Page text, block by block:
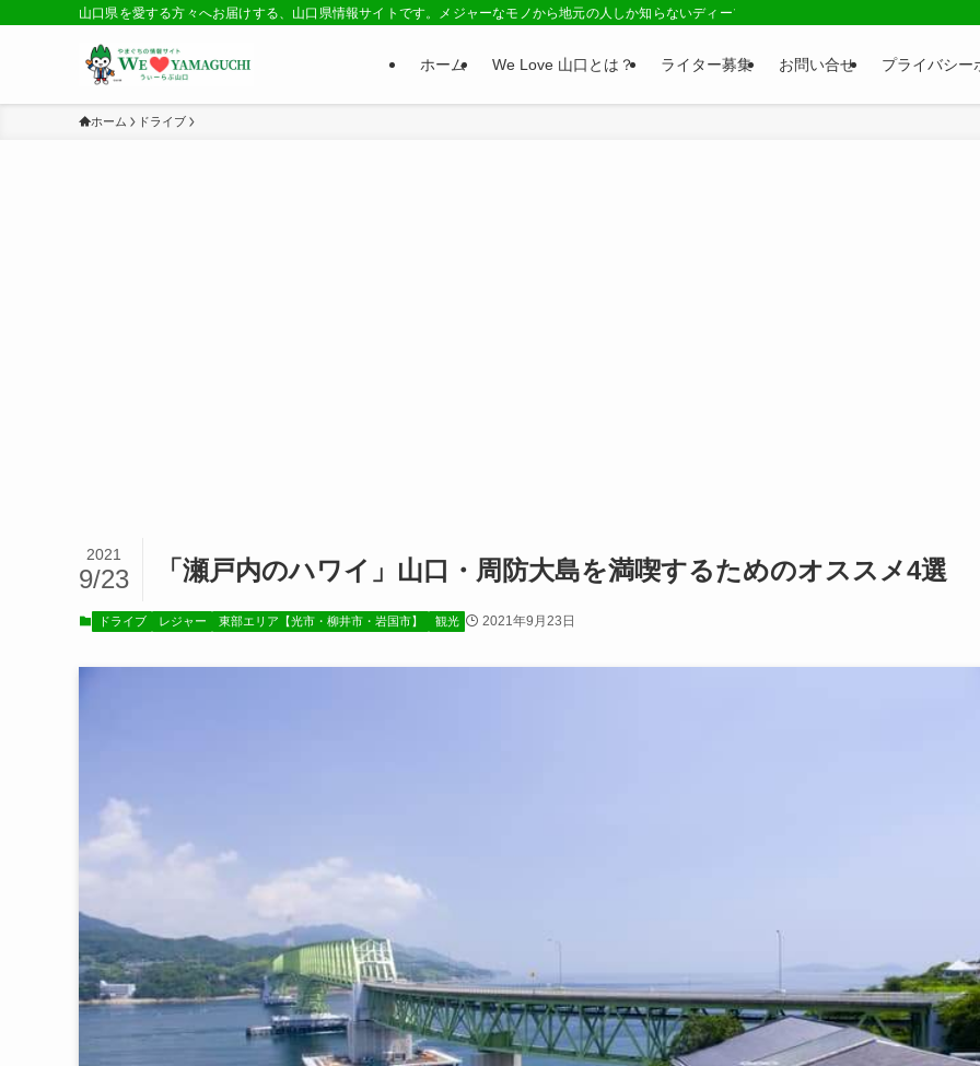
山口県を愛する方々へお届けする、山口県情報サイトです。メジャーなモノから地元の人しか知らないディープネタまで、山口県の情報が満載の
ホーム We Love 山口とは？ ライター募集 お問い合せ プライバシー
ホーム ドライブ
「瀬戸内のハワイ」山口・周防大島を満喫するためのオススメ4選
2021
9/23
ドライブ レジャー 東部エリア【光市・柳井市・岩国市】 観光 2021年9月23日